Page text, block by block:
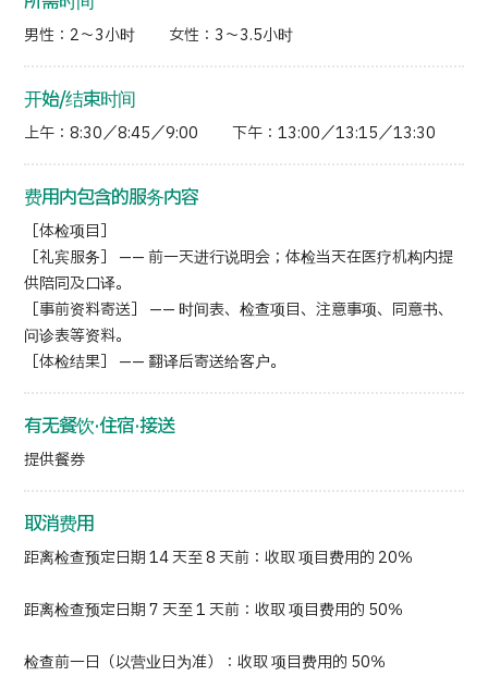
男性：2～3小时 女性：3～3.5小时
开始/结束时间
上午：8:30／8:45／9:00 下午：13:00／13:15／13:30
费用内包含的服务内容
［体检项目］
［礼宾服务］ —— 前一天进行说明会；体检当天在医疗机构内提
供陪同及口译。
［事前资料寄送］ —— 时间表、检查项目、注意事项、同意书、
问诊表等资料。
［体检结果］ —— 翻译后寄送给客户。
有无餐饮·住宿·接送
提供餐券
取消费用
距离检查预定日期 14 天至 8 天前：收取 项目费用的 20％
距离检查预定日期 7 天至 1 天前：收取 项目费用的 50％
检查前一日（以营业日为准）：收取 项目费用的 50％